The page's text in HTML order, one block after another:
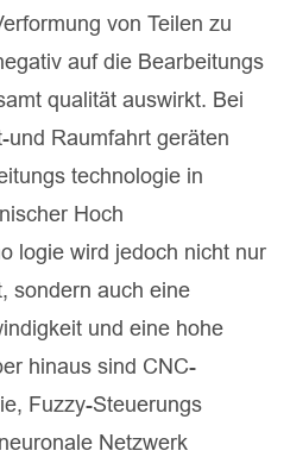
von Teilen zu
auf die Bearbeitungs
qualität auswirkt. Bei
Raumfahrt geräten
technologie in
Hoch
logie wird jedoch nicht nur
sondern auch eine
und eine hohe
hinaus sind CNC-
Fuzzy-Steuerungs
Netzwerk